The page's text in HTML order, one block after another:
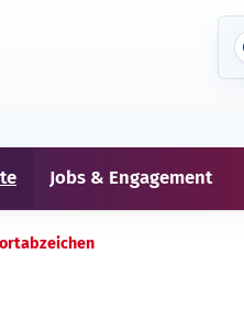
Jobs & Engagement